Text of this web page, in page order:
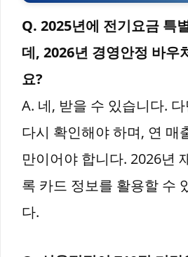
Q. 2025년에 전기요금 특
데, 2026년 경영안정 바우
요?
A. 네, 받을 수 있습니다.
다시 확인해야 하며, 연 매
만이어야 합니다. 2026년
록 카드 정보를 활용할 수
다.